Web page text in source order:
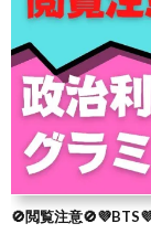
🚫閲覧注意